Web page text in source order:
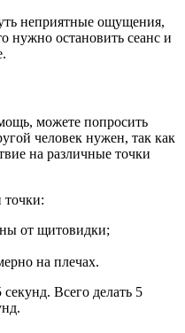
неприятные ощущения,
нужно остановить сеанс и
можете попросить
человек нужен, так как
на различные точки
точки:
от щитовидки;
на плечах.
Всего делать 5